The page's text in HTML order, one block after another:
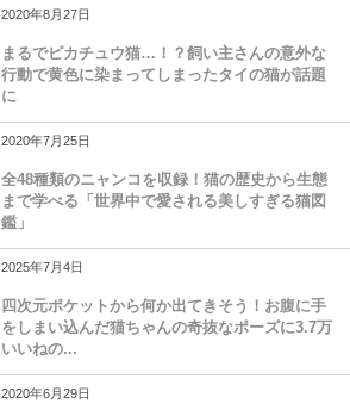
2020年8月27日
まるでピカチュウ猫…！？飼い主さんの意外な
行動で黄色に染まってしまったタイの猫が話題
に
2020年7月25日
全48種類のニャンコを収録！猫の歴史から生態
まで学べる「世界中で愛される美しすぎる猫図
鑑」
2025年7月4日
四次元ポケットから何か出てきそう！お腹に手
をしまい込んだ猫ちゃんの奇抜なポーズに3.7万
いいねの...
2020年6月29日